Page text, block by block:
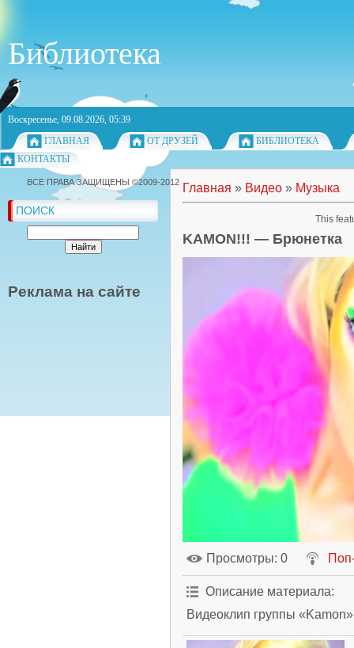
Библиотека
Воскресенье, 09.08.2026, 05:39
ГЛАВНАЯ
ОТ ДРУЗЕЙ
БИБЛИОТЕКА
КОНТАКТЫ
ПОИСК
Реклама на сайте
Главная » Видео » Музыка
KAMON!!! — Брюнетка
Просмотры: 0
Описание материала:
Видеоклип группы
ВСЕ ПРАВА ЗАЩИЩЕНЫ ©2009-2012
This